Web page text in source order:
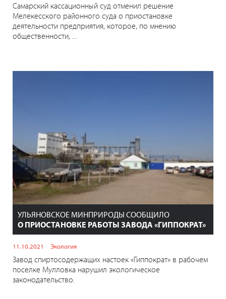
Самарский кассационный суд отменил решение
Мелекесского районного суда о приостановке
деятельности предприятия, которое, по мнению
общественности, ...
УЛЬЯНОВСКОЕ МИНПРИРОДЫ СООБЩИЛО
О ПРИОСТАНОВКЕ РАБОТЫ ЗАВОДА «ГИППОКРАТ»
11.10.2021 Экология
Завод спиртосодержащих настоек «Гиппократ» в рабочем
поселке Мулловка нарушил экологическое
законодательство.